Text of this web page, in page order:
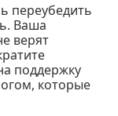
переубедить
Ваша
верят
поддержку
которые